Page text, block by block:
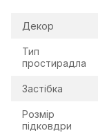
Декор
Тип
простирадла
Застібка
Розмір
підковдри